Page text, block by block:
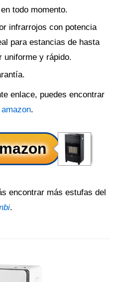
todo momento.
infrarrojos con potencia
para estancias de hasta
uniforme y rápido.
enlace, puedes encontrar
.
encontrar más estufas del
.